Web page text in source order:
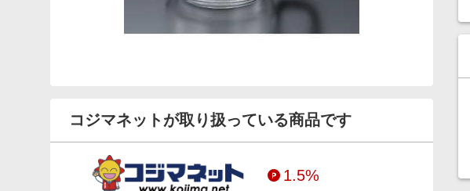
コジマネットが取り扱っている商品です
1.5%